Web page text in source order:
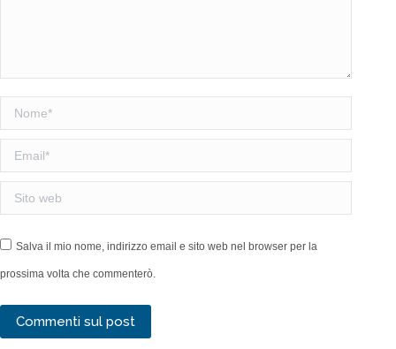
Nome *
Email *
Sito web
Salva il mio nome, indirizzo email e sito web nel browser per la
prossima volta che commenterò.
Commenti sul post